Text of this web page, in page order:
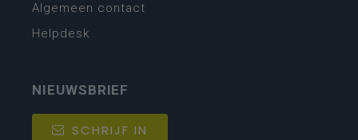
Algemeen contact
Helpdesk
NIEUWSBRIEF
SCHRIJF IN